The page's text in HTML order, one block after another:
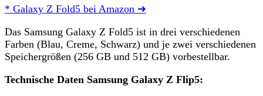
* Galaxy Z Fold5 bei Amazon ➔
Das Samsung Galaxy Z Fold5 ist in drei verschiedenen
Farben (Blau, Creme, Schwarz) und je zwei verschiedenen
Speichergrößen (256 GB und 512 GB) vorbestellbar.
Technische Daten Samsung Galaxy Z Flip5: